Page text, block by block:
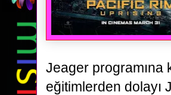
Jeager programına
eğitimlerden dolayı